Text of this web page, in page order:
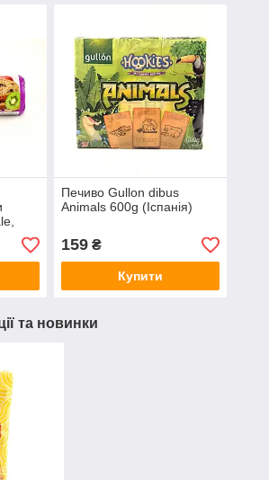
Печиво Gullon dibus
Animals 600g (Іспанія)
159₴
Купити
та новинки